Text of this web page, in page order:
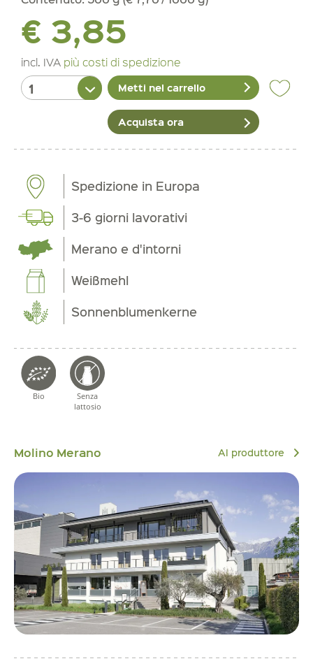
€ 3,85
incl. IVA più costi di spedizione
Metti nel carrello
Acquista ora
Spedizione in Europa
3-6 giorni lavorativi
Merano e d'intorni
Weißmehl
Sonnenblumenkerne
Bio
Senza
lattosio
Molino Merano Al produttore